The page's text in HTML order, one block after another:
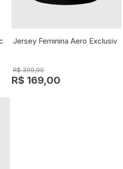
Jersey Feminina Aero Exclusiv
R$ 399,90
R$ 169,00